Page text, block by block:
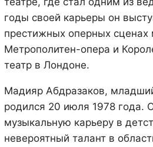
годы своей карьеры он
престижных оперных
Метрополитен-опера и
театр в Лондоне.
Мадияр Абдразаков,
родился 20 июля 1978 года.
музыкальную карьеру в
невероятный талант в